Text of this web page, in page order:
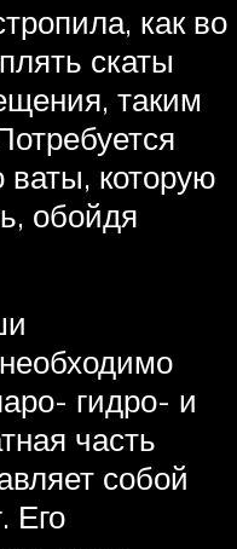
как во
скаты
таким
которую
обойдя
гидро- и
часть
собой
Его